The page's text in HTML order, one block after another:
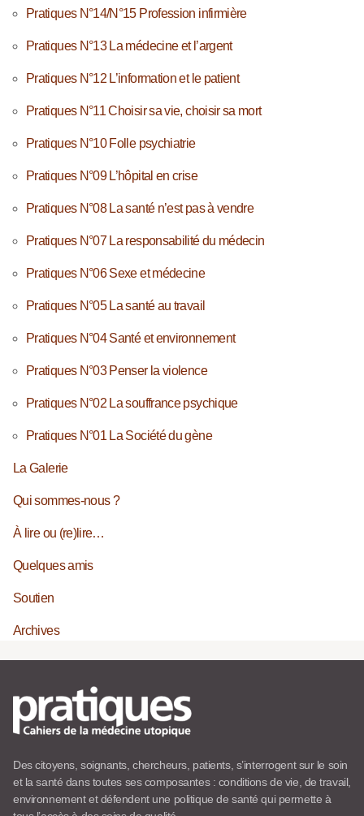
Pratiques N°14/N°15 Profession infirmière
Pratiques N°13 La médecine et l’argent
Pratiques N°12 L’information et le patient
Pratiques N°11 Choisir sa vie, choisir sa mort
Pratiques N°10 Folle psychiatrie
Pratiques N°09 L’hôpital en crise
Pratiques N°08 La santé n’est pas à vendre
Pratiques N°07 La responsabilité du médecin
Pratiques N°06 Sexe et médecine
Pratiques N°05 La santé au travail
Pratiques N°04 Santé et environnement
Pratiques N°03 Penser la violence
Pratiques N°02 La souffrance psychique
Pratiques N°01 La Société du gène
La Galerie
Qui sommes-nous ?
À lire ou (re)lire…
Quelques amis
Soutien
Archives
Des citoyens, soignants, chercheurs, patients, s’interrogent sur le soin
et la santé dans toutes ses composantes : conditions de vie, de travail,
environnement et défendent une politique de santé qui permette à